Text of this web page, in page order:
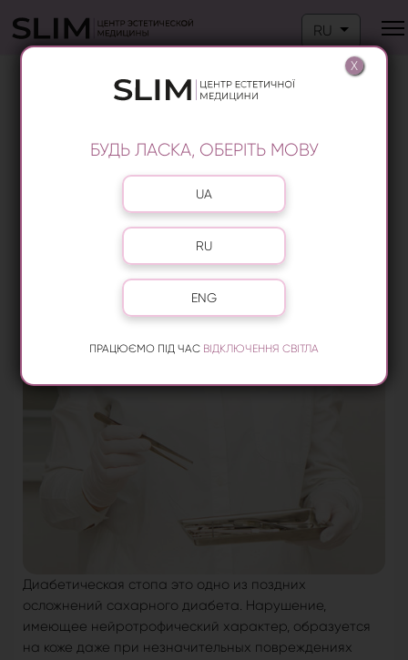
Выберите язык
RU
ЛЕЧЕНИЕ ДИАБЕТИЧЕСКОЙ СТОПЫ
Диабетическая стопа это одно из поздних
осложнений сахарного диабета. Нарушение,
имеющее нейротрофический характер, образуется
на коже даже при незначительных повреждениях
БУДЬ ЛАСКА, ОБЕРІТЬ МОВУ
Выберите язык
UA
RU
ENG
ПРАЦЮЄМО ПІД ЧАС ВІДКЛЮЧЕННЯ СВІТЛА
X